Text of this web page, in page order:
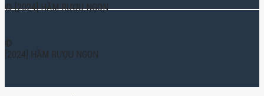
© [2024] HẦM RƯỢU NGON
©
[2024] HẦM RƯỢU NGON